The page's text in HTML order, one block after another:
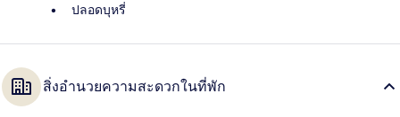
ปลอดบุหรี่
สิ่งอำนวยความสะดวกในที่พัก